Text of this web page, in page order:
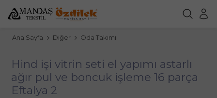
Ana Sayfa Diğer Oda Takımı
Hind işi vitrin seti el yapımı astarlı
ağır pul ve boncuk işleme 16 parça
Eftalya 2